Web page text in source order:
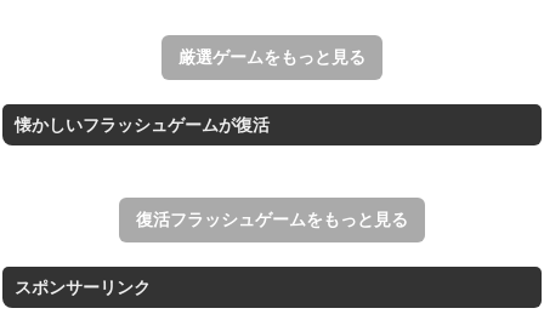
すべての矢印を画面外へ導くパズルゲーム。
厳選ゲームをもっと見る
懐かしいフラッシュゲームが復活
復活フラッシュゲームをもっと見る
スポンサーリンク